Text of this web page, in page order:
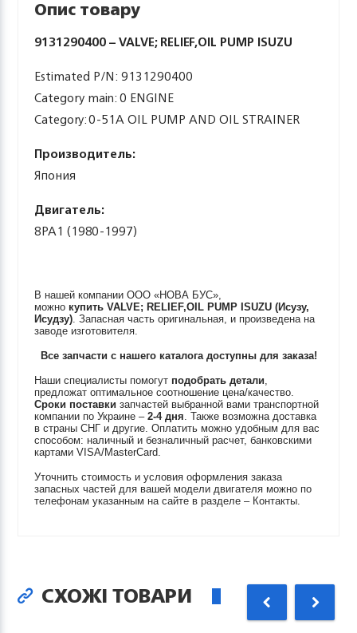
Опис товару
9131290400 – VALVE; RELIEF,OIL PUMP ISUZU
Estimated P/N: 9131290400
Category main: 0 ENGINE
Category: 0-51A OIL PUMP AND OIL STRAINER
Производитель:
Япония
Двигатель:
8PA1 (1980-1997)
В нашей компании ООО «НОВА БУС»,
можно купитьVALVE; RELIEF,OIL PUMP ISUZU (Исузу,
Исудзу). Запасная часть оригинальная, и произведена на
заводе изготовителя.
Все запчасти с нашего каталога доступны для заказа!
Наши специалисты помогут подобрать детали,
предложат оптимальное соотношение цена/качество.
Сроки поставки запчастей выбранной вами транспортной
компании по Украине –2-4 дня. Также возможна доставка
в страны СНГ и другие. Оплатить можно удобным для вас
способом: наличный и безналичный расчет, банковскими
картами VISA/MasterCard.
Уточнить стоимость и условия оформления заказа
запасных частей для вашей модели двигателя можно по
телефонам указанным на сайте в разделе – Контакты.
СХОЖІ ТОВАРИ